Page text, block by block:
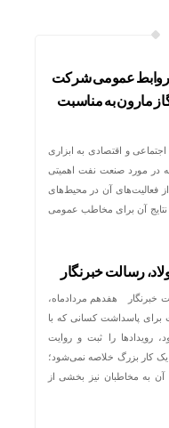
روابط عمومی شرکت
مارون به مناسبت
و اقتصادی به ابزاری
در مورد صنعت نفت اهمیتی
فعالیت‌های آن در محیط‌های
نتایج آن برای مخاطب عمومی
رسالت خبرنگار
خبرنگار هفدهم مردادماه،
برای پاسداشت کسانی که با
رویدادها را ثبت و روایت
یک کار بزرگ خلاصه نمی‌شود؛
به مخاطبان نیز بخشی از